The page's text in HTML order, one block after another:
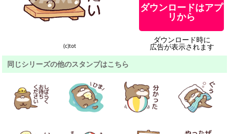
(c)tot
ダウンロードはアプ
リから
ダウンロード時に
広告が表示されます
同じシリーズの他のスタンプはこちら